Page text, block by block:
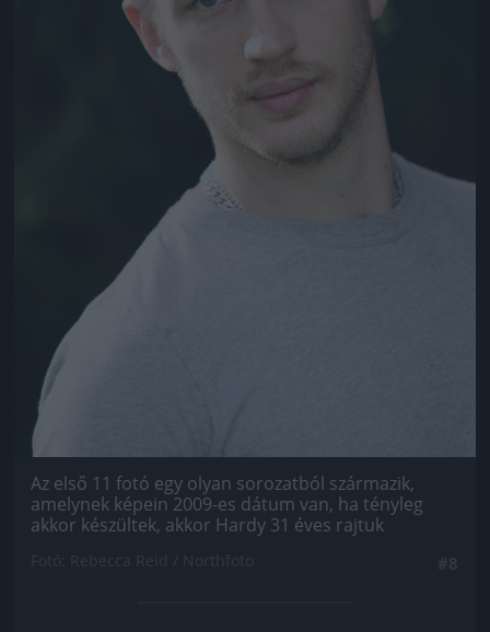
Az első 11 fotó egy olyan sorozatból származik,
amelynek képein 2009-es dátum van, ha tényleg
akkor készültek, akkor Hardy 31 éves rajtuk